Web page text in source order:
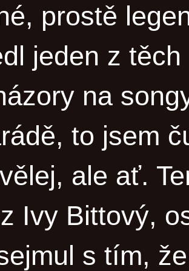
prostě
jeden z
na
to jsem
ale ať.
Ivy Bittový,
s tím,